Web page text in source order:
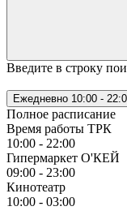
Введите в строку
Ежедневно 10:00 -
Полное расписание
Время работы ТРК
10:00 - 22:00
Гипермаркет О'КЕЙ
09:00 - 23:00
Кинотеатр
10:00 - 03:00